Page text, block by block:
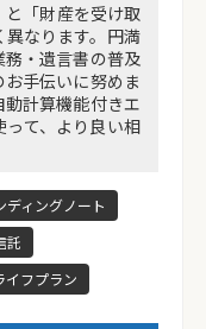
「財産を受け取
なります。円満
・遺言書の普及
手伝いに努めま
計算機能付きエ
って、より良い相
ディングノート
託
イフプラン